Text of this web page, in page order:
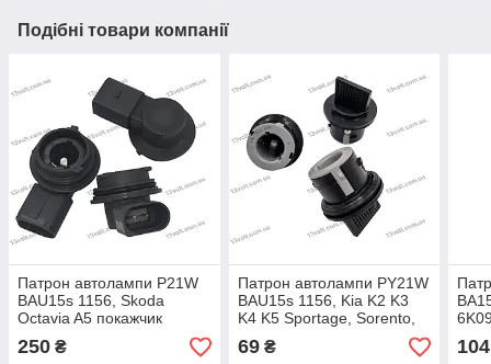
Подібні товари компанії
Патрон автолампи P21W
BAU15s 1156, Skoda
Octavia A5 покажчик
повороту 1Z0941669 VAG
2069
250 ₴
Патрон автолампи PY21W
BAU15s 1156, Kia K2 K3
K4 K5 Sportage, Sorento,
покажчик повороту 921613
DT-A-122-1
69₴
112
104